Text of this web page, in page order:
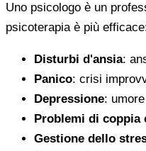
Uno psicologo è un
psicoterapia è più
Disturbi d'ansia:
Panico: crisi
Depressione:
Problemi di coppia
Gestione dello